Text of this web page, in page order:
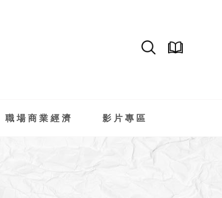
職場商業經濟 影片專區